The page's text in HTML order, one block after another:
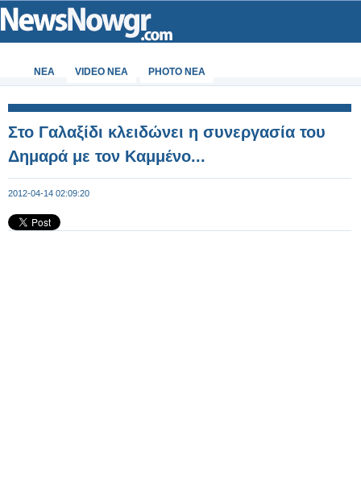
ΝΕΑ VIDEO NEA PHOTO NEA
Στο Γαλαξίδι κλειδώνει η συνεργασία του
Δημαρά με τον Καμμένο...
2012-04-14 02:09:20